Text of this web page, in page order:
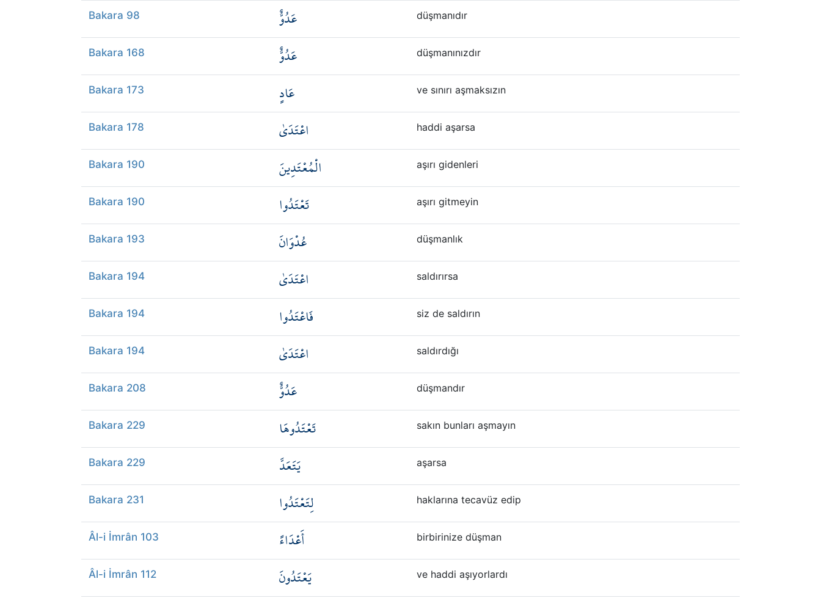
Bakara 98 عَدُوٌّ düşmanıdır
Bakara 168 عَدُوٌّ düşmanınızdır
Bakara 173 عَادٍ ve sınırı aşmaksızın
Bakara 178 اعْتَدَىٰ haddi aşarsa
Bakara 190 الْمُعْتَدِينَ aşırı gidenleri
Bakara 190 تَعْتَدُوا aşırı gitmeyin
Bakara 193 عُدْوَانَ düşmanlık
Bakara 194 اعْتَدَىٰ saldırırsa
Bakara 194 فَاعْتَدُوا siz de saldırın
Bakara 194 اعْتَدَىٰ saldırdığı
Bakara 208 عَدُوٌّ düşmandır
Bakara 229 تَعْتَدُوهَا sakın bunları aşmayın
Bakara 229 يَتَعَدَّ aşarsa
Bakara 231 لِتَعْتَدُوا haklarına tecavüz edip
Âl-i İmrân 103 أَعْدَاءً birbirinize düşman
Âl-i İmrân 112 يَعْتَدُونَ ve haddi aşıyorlardı